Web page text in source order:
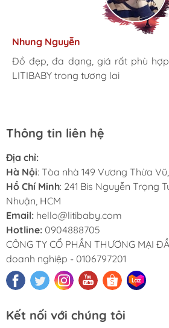
Tâm Vũ
Mình rất ưng khi đến LITIBABY. Ở
hàng phong phú, tha hồ lựa
Nhung Nguyễn
Đồ đẹp, đa dạng, giá rất phù
LITIBABY trong tương lai
Ngọc Anh
Lần đầu mua hàng và trở thành
luôn. Tuyệt vời LITIBABY ơi
Nhà mình đã mua cho 3 con từ khi
giờ là 5 năm rồi, Sản phẩm tốt, giá
Thu Thủy
LiTibaby đồ đẹp và nhiều mẫu
size đại, bé nhà mình hơn 50kg
Thông tin liên hệ
Địa chỉ:
Hà Nội: Tòa nhà 149 Vương Thừa
Hồ Chí Minh: 241 Bis Nguyễn Trọng
Nhuận, HCM
Email: hello@litibaby.com
Hotline: 0904888705
CÔNG TY CỔ PHẦN THƯƠNG MẠI
doanh nghiệp - 0106797201
Kết nối với chúng tôi